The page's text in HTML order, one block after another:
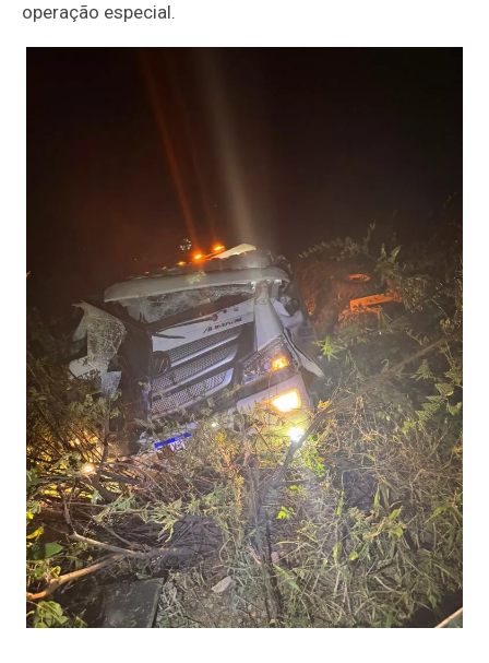
operação especial.